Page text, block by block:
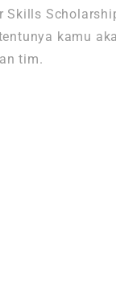
Skills
kamu
tim.